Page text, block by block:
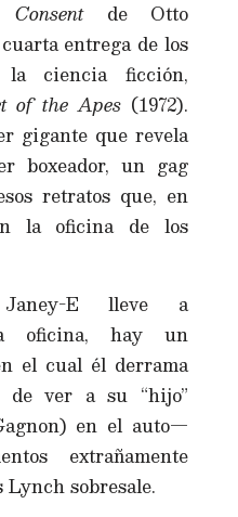
de Otto
entrega de los
ciencia ficción,
of the Apes(1972).
gigante que revela
boxeador, un gag
retratos que, en
la oficina de los
E lleve a
oficina, hay un
el cual él derrama
de ver a su “hijo”
en el auto—
extrañamente
Lynch sobresale.